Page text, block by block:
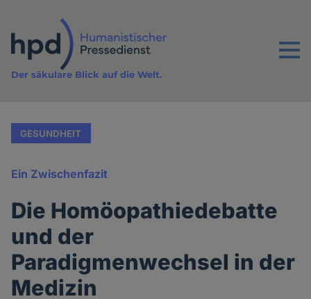
Inhalt
Menu
Der säkulare Blick auf die Welt.
GESUNDHEIT
Ein Zwischenfazit
Die Homöopathiedebatte
und der
Paradigmenwechsel in der
Medizin